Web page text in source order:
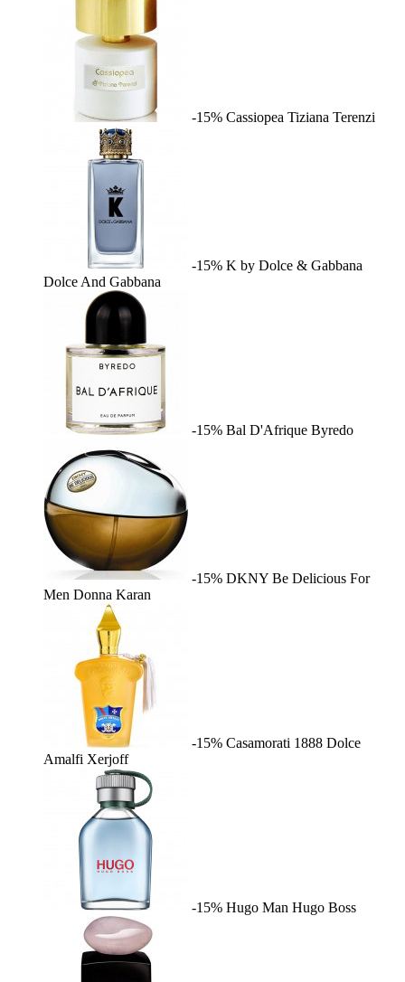
-15% Cassiopea Tiziana Terenzi
-15% K by Dolce & Gabbana
Dolce And Gabbana
-15% Bal D'Afrique Byredo
-15% DKNY Be Delicious For
Men Donna Karan
-15% Casamorati 1888 Dolce
Amalfi Xerjoff
-15% Hugo Man Hugo Boss